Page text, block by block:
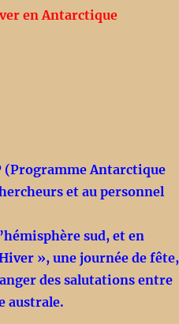
en Antarctique
(Programme Antarctique
et au personnel
sud, et en
», une journée de fête,
des salutations entre
australe.